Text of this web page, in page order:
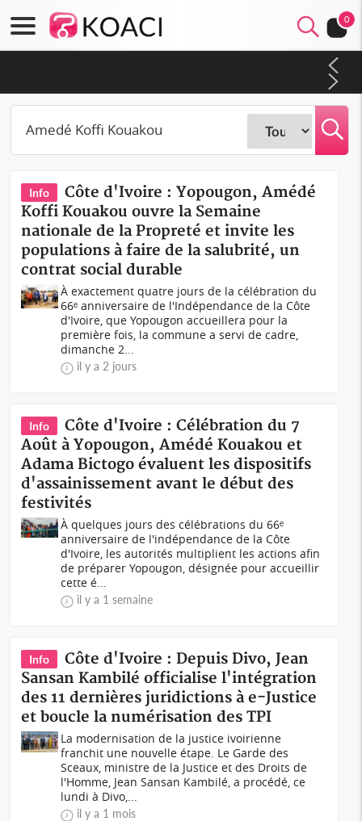
0
arriérés du SMIG 2023
Info
Côte d'Ivoire : Yopougon, Amédé
Koffi Kouakou ouvre la Semaine
nationale de la Propreté et invite les
populations à faire de la salubrité, un
contrat social durable
À exactement quatre jours de la célébration du
66ᵉ anniversaire de l'Indépendance de la Côte
d'Ivoire, que Yopougon accueillera pour la
première fois, la commune a servi de cadre,
dimanche 2...
il y a 2 jours
Info
Côte d'Ivoire : Célébration du 7
Août à Yopougon, Amédé Kouakou et
Adama Bictogo évaluent les dispositifs
d'assainissement avant le début des
festivités
À quelques jours des célébrations du 66ᵉ
anniversaire de l'indépendance de la Côte
d'Ivoire, les autorités multiplient les actions afin
de préparer Yopougon, désignée pour accueillir
cette é...
il y a 1 semaine
Info
Côte d'Ivoire : Depuis Divo, Jean
Sansan Kambilé officialise l'intégration
des 11 dernières juridictions à e-Justice
et boucle la numérisation des TPI
La modernisation de la justice ivoirienne
franchit une nouvelle étape. Le Garde des
Sceaux, ministre de la Justice et des Droits de
l'Homme, Jean Sansan Kambilé, a procédé, ce
lundi à Divo,...
il y a 1 mois